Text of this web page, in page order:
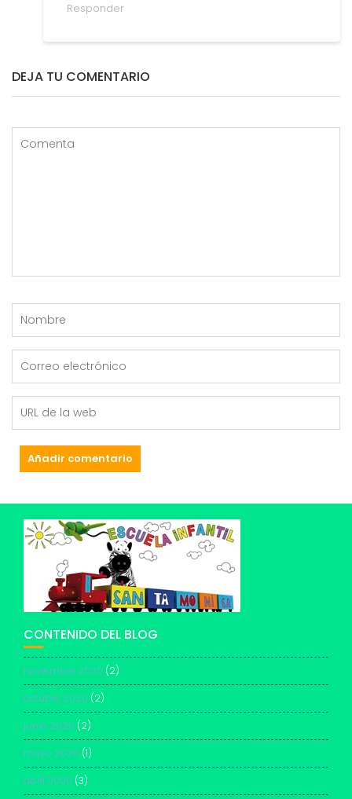
Responder
DEJA TU COMENTARIO
CONTENIDO DEL BLOG
noviembre 2020 (2)
octubre 2020 (2)
junio 2020 (2)
mayo 2020 (1)
abril 2020 (3)